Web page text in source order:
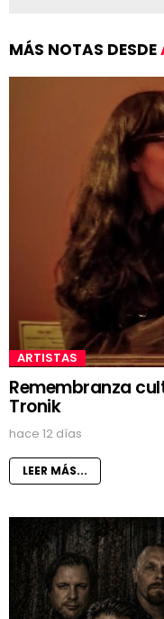
MÁS NOTAS DESDE
ARTISTAS
Remembranza
Tronik
hace 12 días
LEER MÁS...